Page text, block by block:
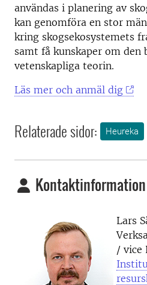
användas i planering av
kan genomföra en stor
kring skogsekosystemets
samt få kunskaper om den
vetenskapliga teorin.
Läs mer och anmäl dig
Relaterade sidor: Heureka
Kontaktinformation
Lars
/ vice